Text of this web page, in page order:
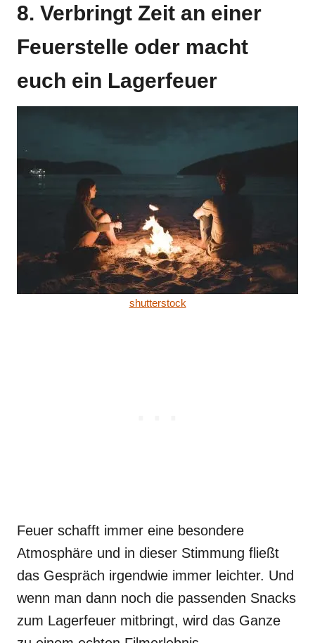
8. Verbringt Zeit an einer
Feuerstelle oder macht
euch ein Lagerfeuer
shutterstock
Feuer schafft immer eine besondere
Atmosphäre und in dieser Stimmung fließt
das Gespräch irgendwie immer leichter. Und
wenn man dann noch die passenden Snacks
zum Lagerfeuer mitbringt, wird das Ganze